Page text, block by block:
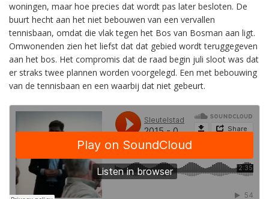
woningen, maar hoe precies dat wordt pas later besloten. De
buurt hecht aan het niet bebouwen van een vervallen
tennisbaan, omdat die vlak tegen het Bos van Bosman aan ligt.
Omwonenden zien het liefst dat dat gebied wordt teruggegeven
aan het bos. Het compromis dat de raad begin juli sloot was dat
er straks twee plannen worden voorgelegd. Een met bebouwing
van de tennisbaan en een waarbij dat niet gebeurt.